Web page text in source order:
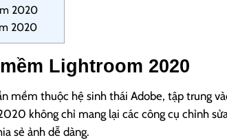
2020
2020
Lightroom 2020
mềm thuộc hệ sinh thái Adobe, tập trung
không chỉ mang lại các công cụ chỉnh
sẻ ảnh dễ dàng.